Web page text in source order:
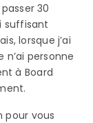
30
suffisant
lorsque j’ai
personne
à Board
pour vous